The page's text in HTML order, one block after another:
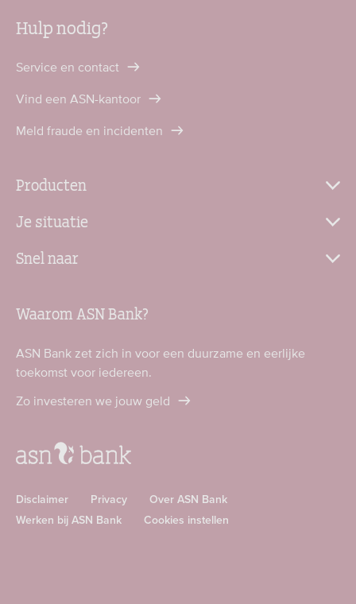
Hulp nodig?
Service en contact
Vind een ASN-kantoor
Meld fraude en incidenten
Producten
Je situatie
Snel naar
Waarom ASN Bank?
ASN Bank zet zich in voor een duurzame en eerlijke
toekomst voor iedereen.
Zo investeren we jouw geld
Disclaimer Privacy
Over ASN Bank
Werken bij ASN Bank
Cookies instellen